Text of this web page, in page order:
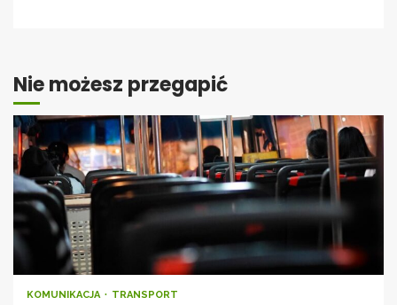
Nie możesz przegapić
KOMUNIKACJA TRANSPORT